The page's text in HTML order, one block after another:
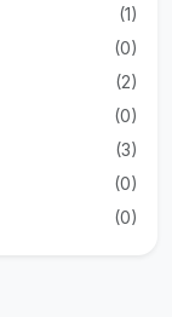
(1)
(0)
(2)
(0)
(3)
(0)
(0)